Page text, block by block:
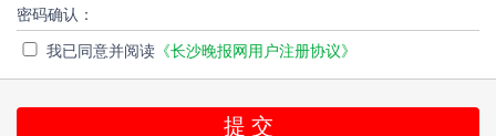
密码确认：
我已同意并阅读 《长沙晚报网用户注册协议》
提 交